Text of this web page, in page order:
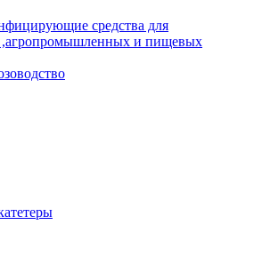
средства для
,агропромышленных и пищевых